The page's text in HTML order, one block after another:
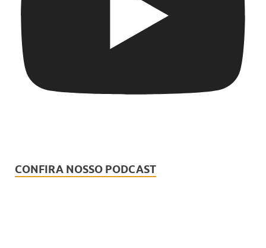
CONFIRA NOSSO PODCAST